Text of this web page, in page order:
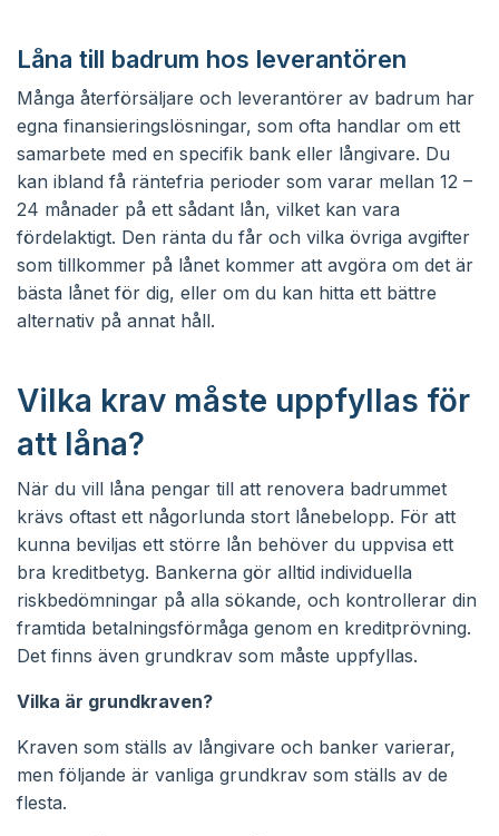
Låna till badrum hos leverantören
Många återförsäljare och leverantörer av badrum har
egna finansieringslösningar, som ofta handlar om ett
samarbete med en specifik bank eller långivare. Du
kan ibland få räntefria perioder som varar mellan 12 –
24 månader på ett sådant lån, vilket kan vara
fördelaktigt. Den ränta du får och vilka övriga avgifter
som tillkommer på lånet kommer att avgöra om det är
bästa lånet för dig, eller om du kan hitta ett bättre
alternativ på annat håll.
Vilka krav måste uppfyllas för
att låna?
När du vill låna pengar till att renovera badrummet
krävs oftast ett någorlunda stort lånebelopp. För att
kunna beviljas ett större lån behöver du uppvisa ett
bra kreditbetyg. Bankerna gör alltid individuella
riskbedömningar på alla sökande, och kontrollerar din
framtida betalningsförmåga genom en kreditprövning.
Det finns även grundkrav som måste uppfyllas.
Vilka är grundkraven?
Kraven som ställs av långivare och banker varierar,
men följande är vanliga grundkrav som ställs av de
flesta.